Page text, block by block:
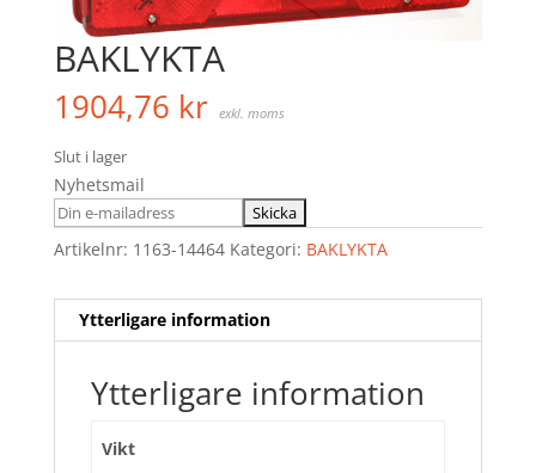
BAKLYKTA
1904,76 kr exkl. moms
Slut i lager
Nyhetsmail
Artikelnr: 1163-14464 Kategori: BAKLYKTA
Ytterligare information
Ytterligare information
Vikt